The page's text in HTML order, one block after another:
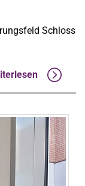
Schloss